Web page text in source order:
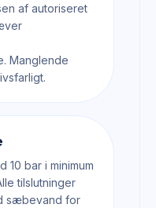
af autoriseret
Manglende
bar i minimum
tilslutninger
sæbevand for